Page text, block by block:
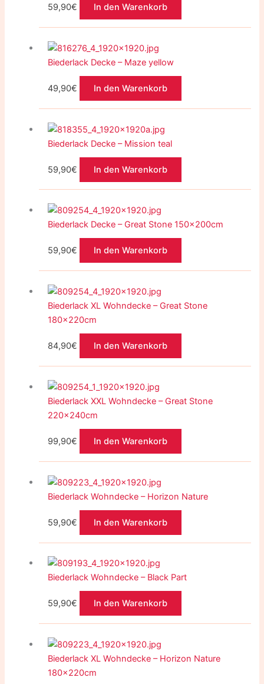
59,90€ In den Warenkorb
Biederlack Decke – Maze yellow
49,90€ In den Warenkorb
Biederlack Decke – Mission teal
59,90€ In den Warenkorb
Biederlack Decke – Great Stone 150x200cm
59,90€ In den Warenkorb
Biederlack XL Wohndecke – Great Stone
180x220cm
84,90€ In den Warenkorb
Biederlack XXL Wohndecke – Great Stone
220x240cm
99,90€ In den Warenkorb
Biederlack Wohndecke – Horizon Nature
59,90€ In den Warenkorb
Biederlack Wohndecke – Black Part
59,90€ In den Warenkorb
Biederlack XL Wohndecke – Horizon Nature
180x220cm